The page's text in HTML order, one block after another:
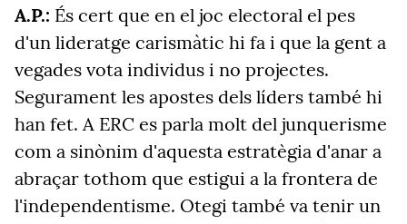
A.P.: És cert que en el joc electoral el pes
d'un lideratge carismàtic hi fa i que la gent a
vegades vota individus i no projectes.
Segurament les apostes dels líders també hi
han fet. A ERC es parla molt del junquerisme
com a sinònim d'aquesta estratègia d'anar a
abraçar tothom que estigui a la frontera de
l'independentisme. Otegi també va tenir un